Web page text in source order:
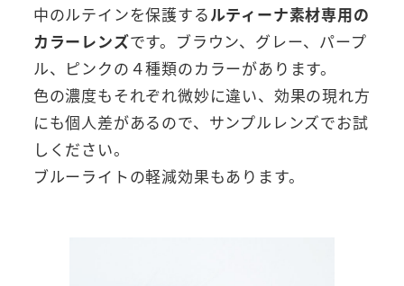
中のルテインを保護するルティーナ素材専用の
カラーレンズです。ブラウン、グレー、パープ
ル、ピンクの４種類のカラーがあります。
色の濃度もそれぞれ微妙に違い、効果の現れ方
にも個人差があるので、サンプルレンズでお試
しください。
ブルーライトの軽減効果もあります。